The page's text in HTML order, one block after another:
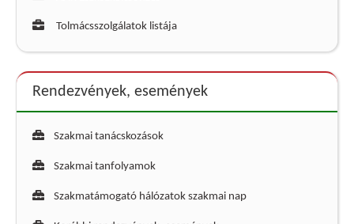
Tolmácsszolgálatok listája
Rendezvények, események
Szakmai tanácskozások
Szakmai tanfolyamok
Szakmatámogató hálózatok szakmai nap